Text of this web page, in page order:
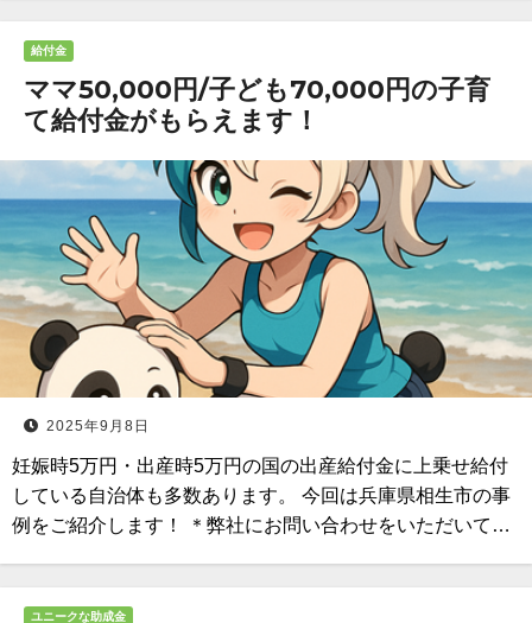
給付金
ママ50,000円/子ども70,000円の子育
て給付金がもらえます！
2025年9月8日
妊娠時5万円・出産時5万円の国の出産給付金に上乗せ給付
している自治体も多数あります。 今回は兵庫県相生市の事
例をご紹介します！ ＊弊社にお問い合わせをいただいて…
ユニークな助成金